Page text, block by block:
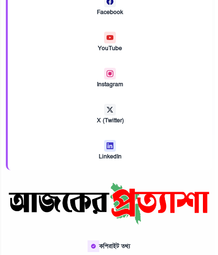
Facebook
YouTube
Instagram
X (Twitter)
LinkedIn
কপিরাইট তথ্য